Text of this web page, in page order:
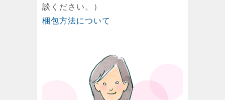
談ください。）
梱包方法について